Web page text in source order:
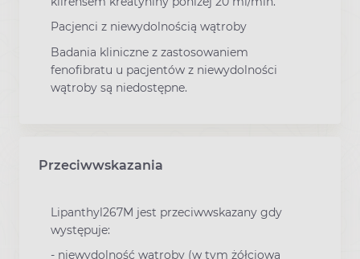
Pacjenci z niewydolnością wątroby
Badania kliniczne z zastosowaniem
fenofibratu u pacjentów z niewydolności
wątroby są niedostępne.
Przeciwwskazania
Lipanthyl267M jest przeciwwskazany gdy
występuje:
- niewydolność wątroby (w tym żółciowa